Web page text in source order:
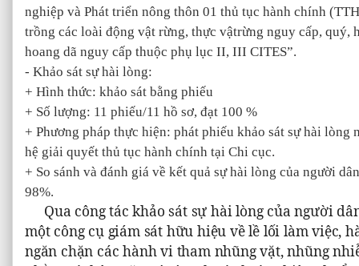
nghiệp và Phát triển nông thôn 01 thủ tục hành chính
trồng các loài động vật rừng, thực vậtrừng nguy cấp, quý,
hoang dã nguy cấp thuộc phụ lục II, III CITES”.
- Khảo sát sự hài lòng:
+ Hình thức: khảo sát bằng phiếu
+ Số lượng: 11 phiếu/11 hồ sơ, đạt 100 %
+ Phương pháp thực hiện: phát phiếu khảo sát sự hài lòng
hệ giải quyết thủ tục hành chính tại Chi cục.
+ So sánh và đánh giá về kết quả sự hài lòng của người
98%.
Qua công tác khảo sát sự hài lòng của người
một công cụ giám sát hữu hiệu về lề lối làm việc,
ngăn chặn các hành vi tham nhũng vặt, nhũng